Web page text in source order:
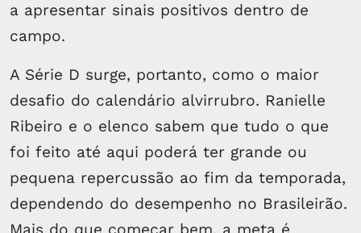
a apresentar sinais positivos dentro de
campo.
A Série D surge, portanto, como o maior
desafio do calendário alvirrubro. Ranielle
Ribeiro e o elenco sabem que tudo o que
foi feito até aqui poderá ter grande ou
pequena repercussão ao fim da temporada,
dependendo do desempenho no Brasileirão.